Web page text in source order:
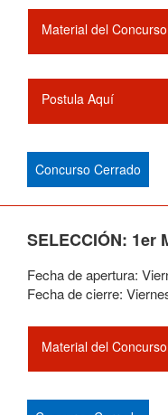
Material del Concurso
Postula Aquí
Concurso Cerrado
SELECCIÓN: 1er
Fecha de apertura:
Fecha de cierre:
Material del Concurso